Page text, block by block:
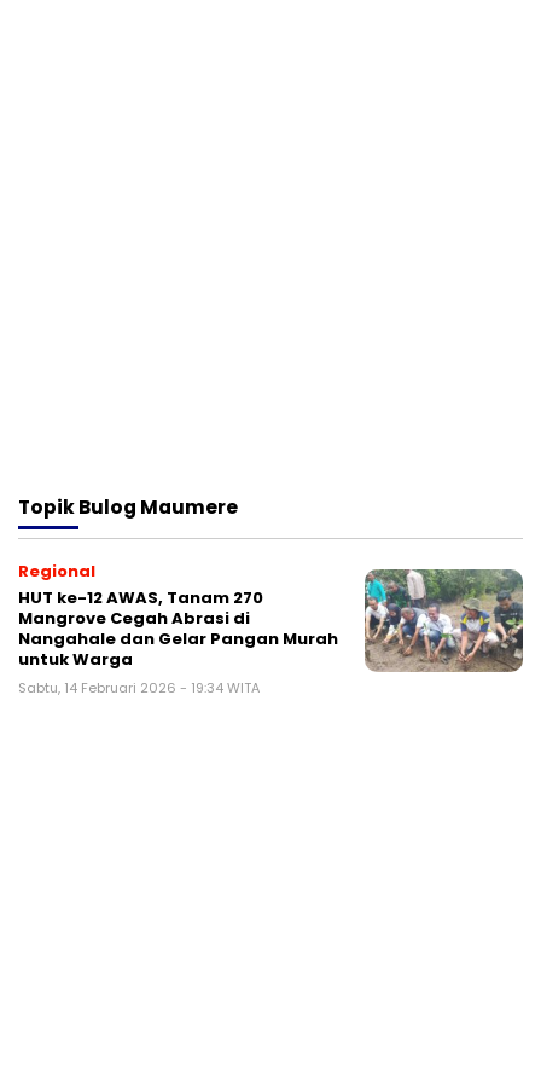
TopikBulog Maumere
Regional
HUT ke-12 AWAS, Tanam 270
Mangrove Cegah Abrasi di
Nangahale dan Gelar Pangan Murah
untuk Warga
Sabtu, 14 Februari 2026 - 19:34 WITA